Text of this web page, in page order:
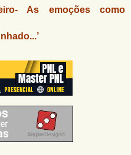
As emoções como